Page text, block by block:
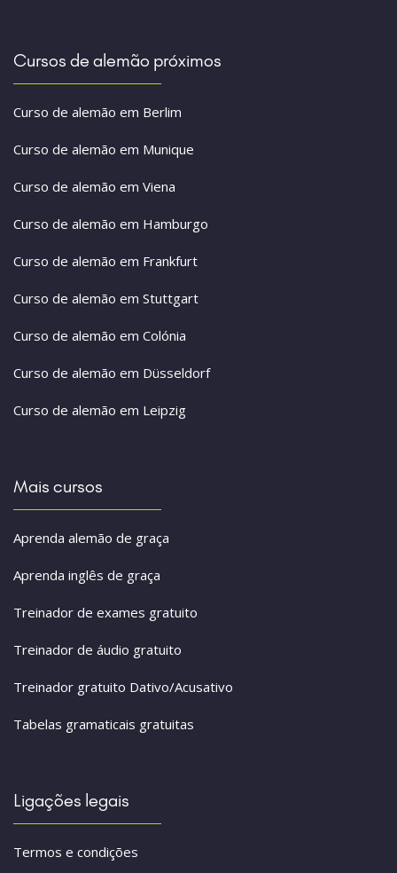
Cursos de alemão próximos
Curso de alemão em Berlim
Curso de alemão em Munique
Curso de alemão em Viena
Curso de alemão em Hamburgo
Curso de alemão em Frankfurt
Curso de alemão em Stuttgart
Curso de alemão em Colónia
Curso de alemão em Düsseldorf
Curso de alemão em Leipzig
Mais cursos
Aprenda alemão de graça
Aprenda inglês de graça
Treinador de exames gratuito
Treinador de áudio gratuito
Treinador gratuito Dativo/Acusativo
Tabelas gramaticais gratuitas
Ligações legais
Termos e condições